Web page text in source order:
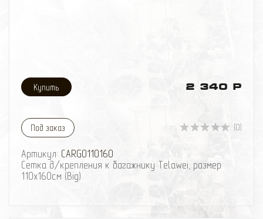
2 340 Р
Под заказ (0)
Артикул: CARGO110160
Сетка д/крепления к багажнику Telawei, размер
110х160см (Big)